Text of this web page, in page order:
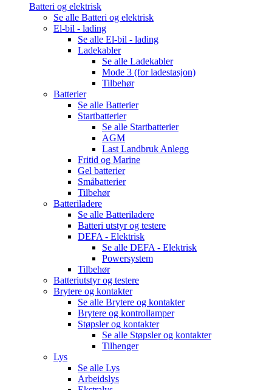
Batteri og elektrisk
Se alle Batteri og elektrisk
El-bil - lading
Se alle El-bil - lading
Ladekabler
Se alle Ladekabler
Mode 3 (for ladestasjon)
Tilbehør
Batterier
Se alle Batterier
Startbatterier
Se alle Startbatterier
AGM
Last Landbruk Anlegg
Fritid og Marine
Gel batterier
Småbatterier
Tilbehør
Batteriladere
Se alle Batteriladere
Batteri utstyr og testere
DEFA - Elektrisk
Se alle DEFA - Elektrisk
Powersystem
Tilbehør
Batteriutstyr og testere
Brytere og kontakter
Se alle Brytere og kontakter
Brytere og kontrollamper
Støpsler og kontakter
Se alle Støpsler og kontakter
Tilhenger
Lys
Se alle Lys
Arbeidslys